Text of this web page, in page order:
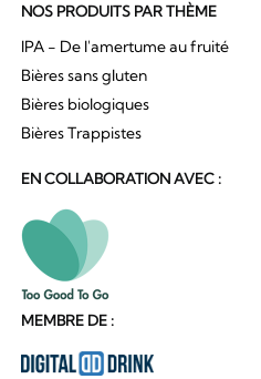
NOS PRODUITS PAR THÈME
IPA - De l'amertume au fruité
Bières sans gluten
Bières biologiques
Bières Trappistes
EN COLLABORATION AVEC :
MEMBRE DE :